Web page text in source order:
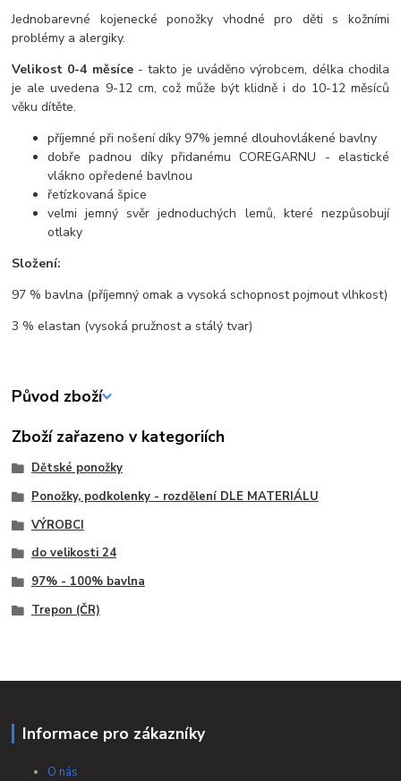
Jednobarevné kojenecké ponožky vhodné pro děti s kožními
problémy a alergiky.
Velikost 0-4 měsíce - takto je uváděno výrobcem, délka chodila
je ale uvedena 9-12 cm, což může být klidně i do 10-12 měsíců
věku dítěte.
příjemné při nošení díky 97% jemné dlouhovlákené bavlny
dobře padnou díky přidanému COREGARNU - elastické
vlákno opředené bavlnou
řetízkovaná špice
velmi jemný svěr jednoduchých lemů, které nezpůsobují
otlaky
Složení:
97 % bavlna (příjemný omak a vysoká schopnost pojmout vlhkost)
3 % elastan (vysoká pružnost a stálý tvar)
Původ zboží
Zboží zařazeno v kategoriích
Dětské ponožky
Ponožky, podkolenky - rozdělení DLE MATERIÁLU
VÝROBCI
do velikosti 24
97% - 100% bavlna
Trepon (ČR)
Informace pro zákazníky
O nás